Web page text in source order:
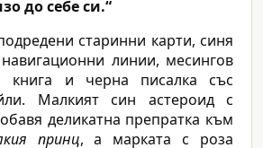
до себе си.“
старинни карти, синя
линии, месингов
книга и черна писалка със
Малкият син астероид с
деликатна препратка към
принц, а марката с роза